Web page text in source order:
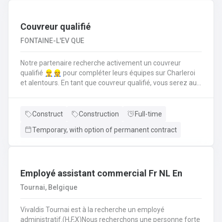
solutions aux diverses demandes de disponibilités
Couvreur qualifié
FONTAINE-L'EV QUE
Notre partenaire recherche activement un couvreur
qualifié 👷‍♂️👷 pour compléter leurs équipes sur Charleroi
et alentours. En tant que couvreur qualifié, vous serez au
règles de l'art. Vos responsabilités clés en tant que
matériaux de couverture (tuiles, ardoises, zinc, etc.) en
toiture.Inspecter, réparer et entretenir les toitures
d'éléments).Garantir la sécurité constante du chantier
Construct Construction
Full-time
Temporary, with option of permanent contract
Employé assistant commercial Fr NL En
Tournai, Belgique
Vivaldis Tournai est à la recherche un employé
administratif.(H,F,X)Nous recherchons une personne forte